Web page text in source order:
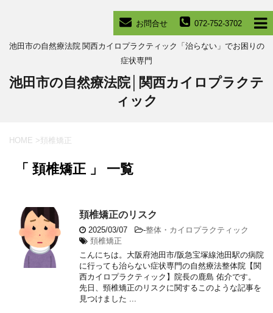
072-752-3702
お問合せ
池田市の自然療法院 関西カイロプラクティック「治らない」でお困りの
症状専門
池田市の自然療法院│関西カイロプラクテ
ィック
HOME > 頚椎矯正
「 頚椎矯正 」 一覧
頚椎矯正のリスク
2025/03/07 -整体・カイロプラクティック
頚椎矯正
こんにちは。大阪府池田市/阪急宝塚線池田駅の病院
に行っても治らない症状専門の自然療法整体院【関
西カイロプラクティック】院長の鹿島 佑介です。
先日、頸椎矯正のリスクに関するこのような記事を
見つけました ...